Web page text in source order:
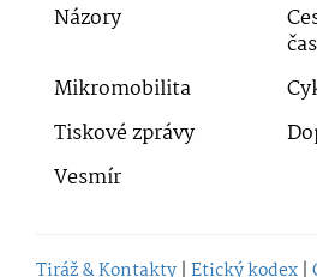
Názory
čas
Mikromobilita
Tiskové zprávy
Vesmír
Tiráž & Kontakty | Etický kodex |